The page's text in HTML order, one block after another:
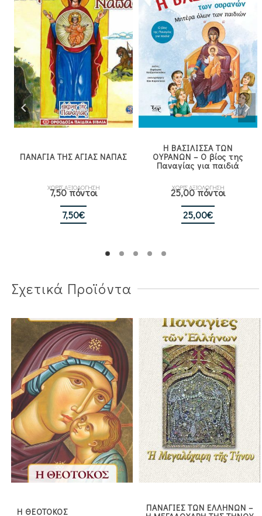
ΠΑΝΑΓΙΑ ΤΗΣ ΑΓΙΑΣ ΝΑΠΑΣ
ΧΩΡΙΣ ΑΞΙΟΛΟΓΗΣΗ
7,50 πόντοι
7,50€
Η ΒΑΣΙΛΙΣΣΑ ΤΩΝ
ΟΥΡΑΝΩΝ – Ο βίος της
Παναγίας για παιδιά
ΧΩΡΙΣ ΑΞΙΟΛΟΓΗΣΗ
25,00 πόντοι
25,00€
Σχετικά Προϊόντα
Η ΘΕΟΤΟΚΟΣ ΠΑΝΑΓΙΕΣ ΤΩΝ ΕΛΛΗΝΩΝ –